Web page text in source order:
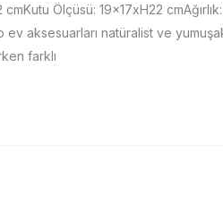
Ölçüsü: 19x17xH22 cmAğırlık:
aksesuarları natüralist ve
farklı